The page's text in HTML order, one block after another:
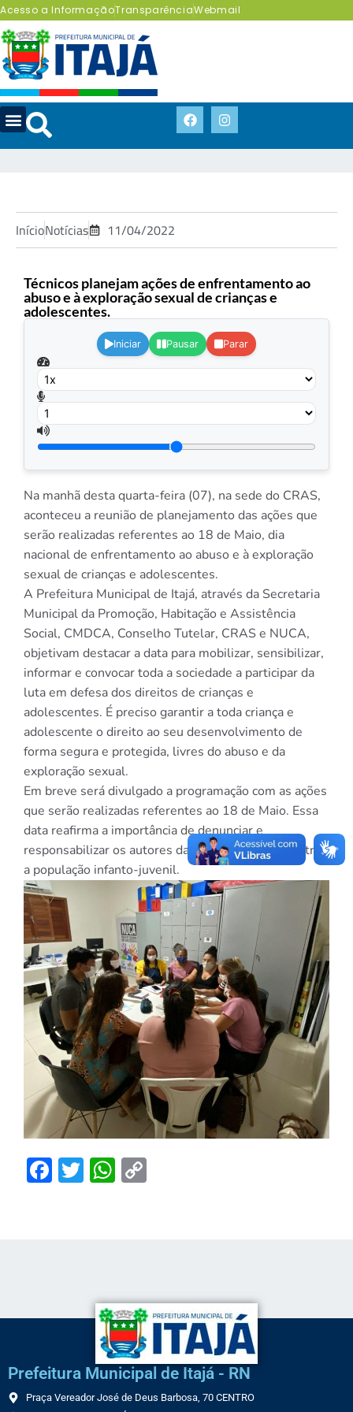
Acesso a InformaçãoTransparênciaWebmail
InícioNotícias 11/04/2022
Técnicos planejam ações de enfrentamento ao
abuso e à exploração sexual de crianças e
adolescentes.
Iniciar Pausar Parar
Na manhã desta quarta-feira (07), na sede do CRAS,
aconteceu a reunião de planejamento das ações que
serão realizadas referentes ao 18 de Maio, dia
nacional de enfrentamento ao abuso e à exploração
sexual de crianças e adolescentes.
A Prefeitura Municipal de Itajá, através da Secretaria
Municipal da Promoção, Habitação e Assistência
Social, CMDCA, Conselho Tutelar, CRAS e NUCA,
objetivam destacar a data para mobilizar, sensibilizar,
informar e convocar toda a sociedade a participar da
luta em defesa dos direitos de crianças e
adolescentes. É preciso garantir a toda criança e
adolescente o direito ao seu desenvolvimento de
forma segura e protegida, livres do abuso e da
exploração sexual.
Em breve será divulgado a programação com as ações
que serão realizadas referentes ao 18 de Maio. Essa
data reafirma a importância de denunciar e
responsabilizar os autores da violência sexual contra
a população infanto-juvenil.
Facebook
TwitterWhatsApp
Prefeitura Municipal de Itajá - RN
Praça Vereador José de Deus Barbosa, 70 CENTRO